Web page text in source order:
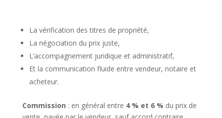
La vérification des titres de propriété,
La négociation du prix juste,
L’accompagnement juridique et administratif,
Et la communication fluide entre vendeur, notaire et
acheteur.
Commission : en général entre 4 % et 6 % du prix de